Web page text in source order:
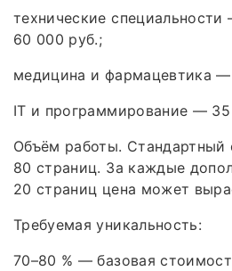
технические
60 000 руб.;
медицина и фармацевтика
IT и программирование —
Объём работы.
80 страниц. За каждые
20 страниц цена может
Требуемая уникальность:
70–80 % — базовая